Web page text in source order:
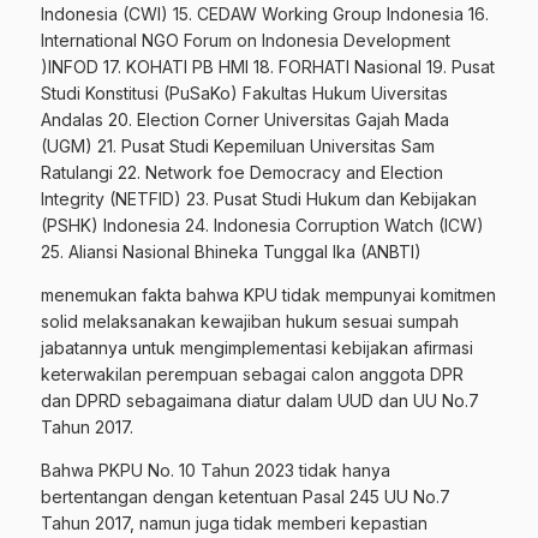
Indonesia (CWI) 15. CEDAW Working Group Indonesia 16.
International NGO Forum on Indonesia Development
)INFOD 17. KOHATI PB HMI 18. FORHATI Nasional 19. Pusat
Studi Konstitusi (PuSaKo) Fakultas Hukum Uiversitas
Andalas 20. Election Corner Universitas Gajah Mada
(UGM) 21. Pusat Studi Kepemiluan Universitas Sam
Ratulangi 22. Network foe Democracy and Election
Integrity (NETFID) 23. Pusat Studi Hukum dan Kebijakan
(PSHK) Indonesia 24. Indonesia Corruption Watch (ICW)
25. Aliansi Nasional Bhineka Tunggal Ika (ANBTI)
menemukan fakta bahwa KPU tidak mempunyai komitmen
solid melaksanakan kewajiban hukum sesuai sumpah
jabatannya untuk mengimplementasi kebijakan afirmasi
keterwakilan perempuan sebagai calon anggota DPR
dan DPRD sebagaimana diatur dalam UUD dan UU No.7
Tahun 2017.
Bahwa PKPU No. 10 Tahun 2023 tidak hanya
bertentangan dengan ketentuan Pasal 245 UU No.7
Tahun 2017, namun juga tidak memberi kepastian